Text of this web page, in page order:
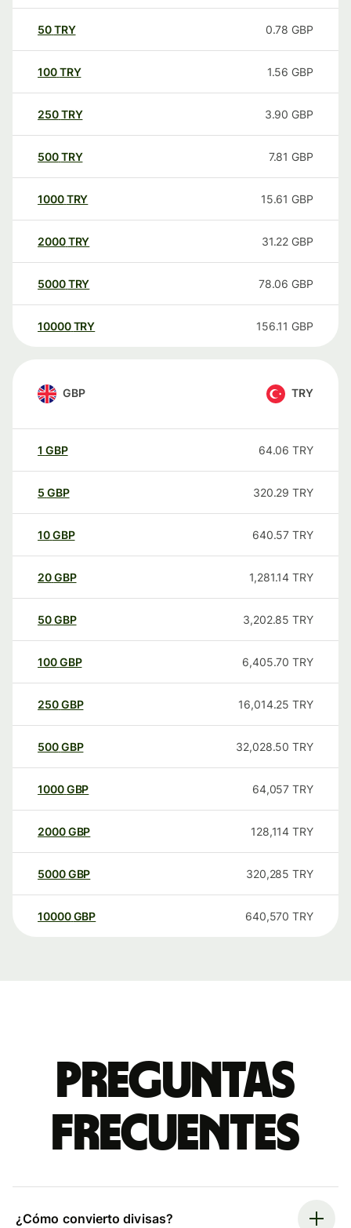
50TRY 0.78 GBP
100TRY 1.56 GBP
250TRY 3.90 GBP
500TRY 7.81 GBP
1000TRY 15.61 GBP
2000TRY 31.22 GBP
5000TRY 78.06 GBP
10000 TRY 156.11 GBP
GBP TRY
1 GBP 64.06 TRY
5 GBP 320.29 TRY
10GBP 640.57 TRY
20GBP 1,281.14 TRY
50GBP 3,202.85 TRY
100GBP 6,405.70 TRY
250GBP 16,014.25 TRY
500GBP 32,028.50 TRY
1000GBP 64,057 TRY
2000GBP 128,114 TRY
5000GBP 320,285 TRY
10000 GBP 640,570 TRY
Preguntas
frecuentes
¿Cómo convierto divisas?